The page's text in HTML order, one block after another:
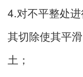
4.对不平整处
其切除使其平
土；